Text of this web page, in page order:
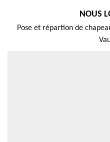
NOUS
Pose et répartion de